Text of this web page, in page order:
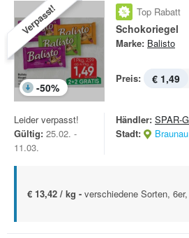
Verpasst!
-50%
Top Rabatt
Schokoriegel
Marke: Balisto
Preis: € 1,49
Leider verpasst!
Gültig: 25.02. -
11.03.
Händler: SPAR-
Stadt:
€ 13,42 / kg - verschiedene Sorten,